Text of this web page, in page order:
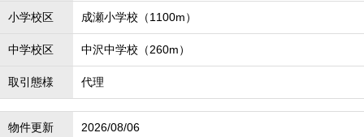
小学校区 成瀬小学校（1100m）
中学校区 中沢中学校（260m）
取引態様 代理
物件更新 2026/08/06